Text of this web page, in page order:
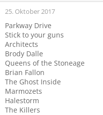
25. Oktober 2017
Parkway Drive
Stick to your guns
Architects
Brody Dalle
Queens of the Stoneage
Brian Fallon
The Ghost Inside
Marmozets
Halestorm
The Killers